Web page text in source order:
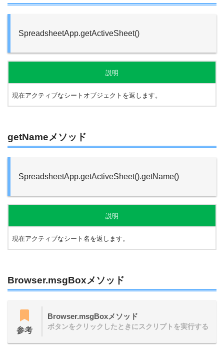
SpreadsheetApp.getActiveSheet()
説明
現在アクティブなシートオブジェクトを返します。
getNameメソッド
SpreadsheetApp.getActiveSheet().getName()
説明
現在アクティブなシート名を返します。
Browser.msgBoxメソッド
参考
Browser.msgBoxメソッド
ボタンをクリックしたときにスクリプトを実行する